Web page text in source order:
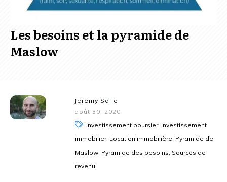
Les besoins et la pyramide de
Maslow
Jeremy Salle
août 30, 2020
Investissement boursier, Investissement
immobilier, Location immobilière, Pyramide de
Maslow, Pyramide des besoins, Sources de
revenu